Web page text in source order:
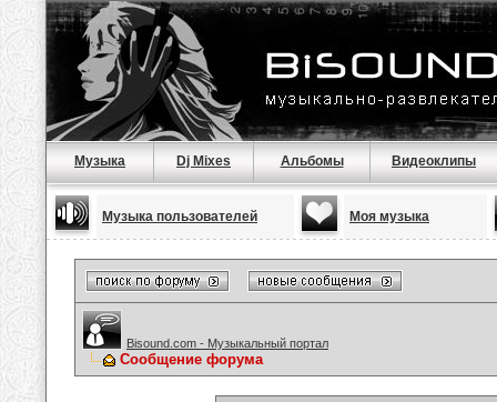
Музыка Dj Mixes Альбомы Видеоклипы
Музыка пользователей Моя музыка
Bisound.com - Музыкальный портал
Сообщение форума